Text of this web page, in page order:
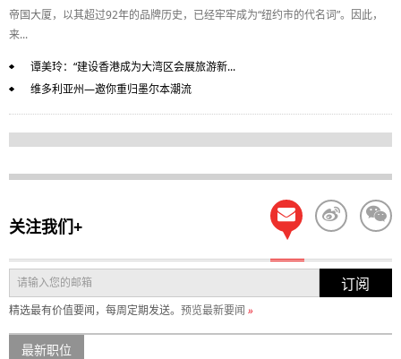
帝国大厦，以其超过92年的品牌历史，已经牢牢成为“纽约市的代名词”。因此，
来...
谭美玲：“建设香港成为大湾区会展旅游新...
维多利亚州—邀你重归墨尔本潮流
关注我们+
订阅
精选最有价值要闻，每周定期发送。 预览最新要闻 »
最新职位